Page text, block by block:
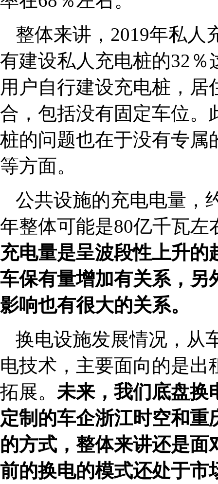
整体来讲，2019年私人
有建设私人充电桩的32
用户自行建设充电桩，
合，包括没有固定车位。
桩的问题也在于没有专属
等方面。
公共设施的充电电量，
年整体可能是80亿千瓦左
充电量是呈波段性上升
车保有量增加有关系，另
影响也有很大的关系。
换电设施发展情况，从
电技术，主要面向的是
拓展。 未来，我们底盘换
定制的车企浙江时空和
的方式，整体来讲还是
前的换电的模式还处于市